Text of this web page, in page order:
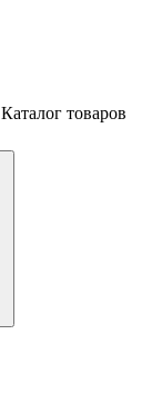
Каталог товаров